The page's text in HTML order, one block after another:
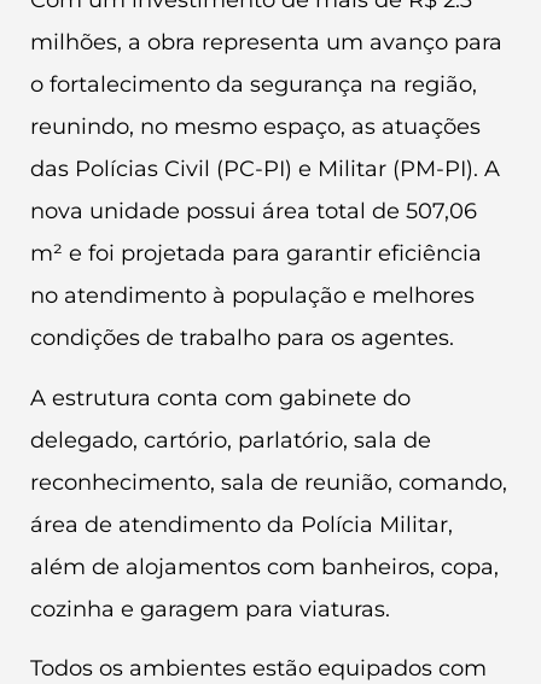
milhões, a obra representa um avanço para
o fortalecimento da segurança na região,
reunindo, no mesmo espaço, as atuações
das Polícias Civil (PC-PI) e Militar (PM-PI). A
nova unidade possui área total de 507,06
m² e foi projetada para garantir eficiência
no atendimento à população e melhores
condições de trabalho para os agentes.
A estrutura conta com gabinete do
delegado, cartório, parlatório, sala de
reconhecimento, sala de reunião, comando,
área de atendimento da Polícia Militar,
além de alojamentos com banheiros, copa,
cozinha e garagem para viaturas.
Todos os ambientes estão equipados com